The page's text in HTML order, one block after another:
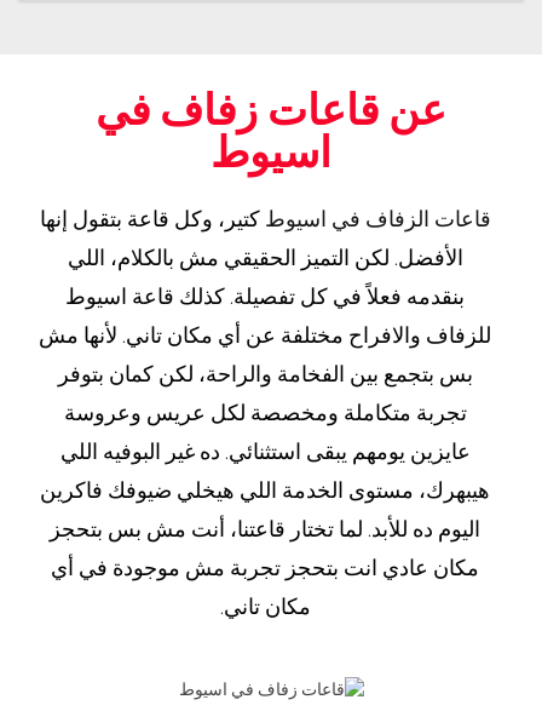
عن قاعات زفاف في
اسيوط
قاعات الزفاف في اسيوط كتير، وكل قاعة بتقول إنها
الأفضل. لكن التميز الحقيقي مش بالكلام، اللي
بنقدمه فعلاً في كل تفصيلة. كذلك قاعة اسيوط
للزفاف والافراح مختلفة عن أي مكان تاني. لأنها مش
بس بتجمع بين الفخامة والراحة، لكن كمان بتوفر
تجربة متكاملة ومخصصة لكل عريس وعروسة
عايزين يومهم يبقى استثنائي. ده غير البوفيه اللي
هيبهرك، مستوى الخدمة اللي هيخلي ضيوفك فاكرين
اليوم ده للأبد. لما تختار قاعتنا، أنت مش بس بتحجز
مكان عادي انت بتحجز تجربة مش موجودة في أي
مكان تاني.